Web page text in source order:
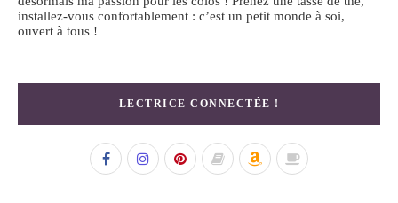
installez-vous confortablement : c’est un petit monde à soi,
ouvert à tous !
LECTRICE CONNECTÉE !